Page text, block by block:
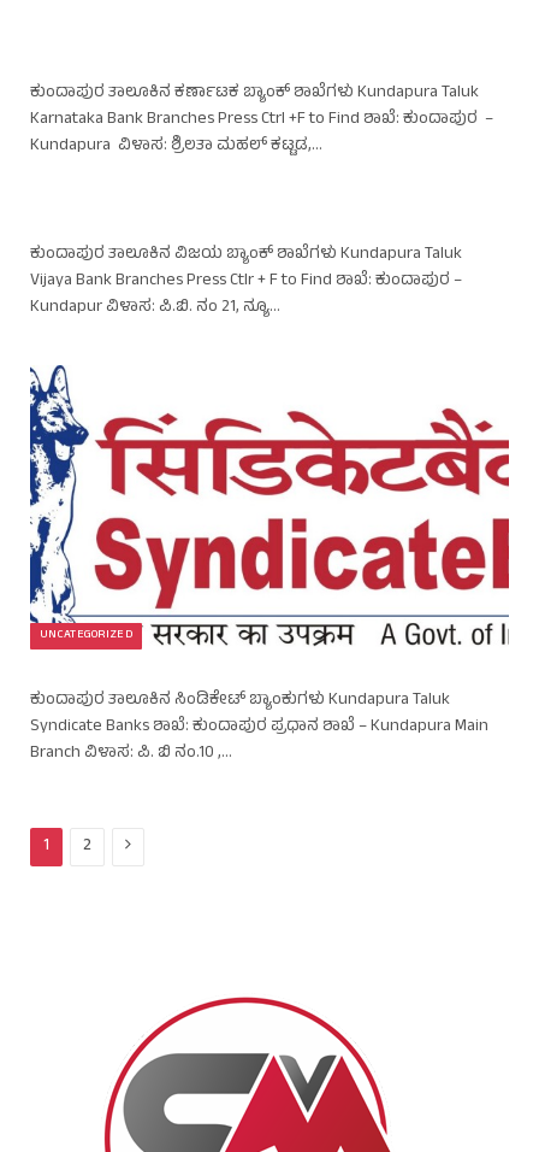
ಕುಂದಾಪುರ ತಾಲೂಕಿನ ಕರ್ಣಾಟಕ ಬ್ಯಾಂಕ್ ಶಾಖೆಗಳು Kundapura Taluk
Karnataka Bank Branches Press Ctrl +F to Find ಶಾಖೆ: ಕುಂದಾಪುರ –
Kundapura ವಿಳಾಸ: ಶ್ರಿಲತಾ ಮಹಲ್ ಕಟ್ಟಡ,…
ಕುಂದಾಪುರ ತಾಲೂಕಿನ ವಿಜಯ ಬ್ಯಾಂಕ್ ಶಾಖೆಗಳು Kundapura Taluk
Vijaya Bank Branches Press Ctlr + F to Find ಶಾಖೆ: ಕುಂದಾಪುರ –
Kundapur ವಿಳಾಸ: ಪಿ.ಬಿ. ನಂ 21, ನ್ಯೂ…
UNCATEGORIZED
ಕುಂದಾಪುರ ತಾಲೂಕಿನ ಸಿಂಡಿಕೇಟ್ ಬ್ಯಾಂಕುಗಳು Kundapura Taluk
Syndicate Banks ಶಾಖೆ: ಕುಂದಾಪುರ ಪ್ರಧಾನ ಶಾಖೆ – Kundapura Main
Branch ವಿಳಾಸ: ಪಿ. ಬಿ ನಂ.10 ,…
1 2 Next